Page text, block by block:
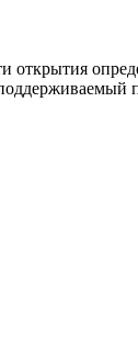
открытия